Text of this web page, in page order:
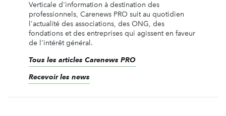
Verticale d'information à destination des
professionnels, Carenews PRO suit au quotidien
l'actualité des associations, des ONG, des
fondations et des entreprises qui agissent en faveur
de l'intérêt général.
Tous les articles Carenews PRO
Recevoir les news